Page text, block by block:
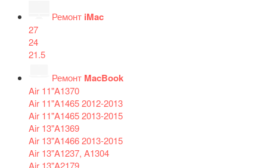
Ремонт iMac
27
24
21.5
Ремонт MacBook
Air 11"A1370
Air 11"A1465 2012-2013
Air 11"A1465 2013-2015
Air 13"A1369
Air 13"A1466 2013-2015
Air 13"A1237, A1304
Air 13"A2179